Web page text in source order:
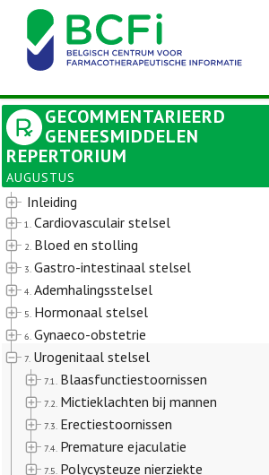
GECOMMENTARIEERD
GENEESMIDDELEN
REPERTORIUM
AUGUSTUS
Inleiding
1. Cardiovasculair stelsel
2. Bloed en stolling
3. Gastro-intestinaal stelsel
4. Ademhalingsstelsel
5. Hormonaal stelsel
6. Gynaeco-obstetrie
7. Urogenitaal stelsel
7.1. Blaasfunctiestoornissen
7.2. Mictieklachten bij mannen
7.3. Erectiestoornissen
7.4. Premature ejaculatie
7.5. Polycysteuze nierziekte